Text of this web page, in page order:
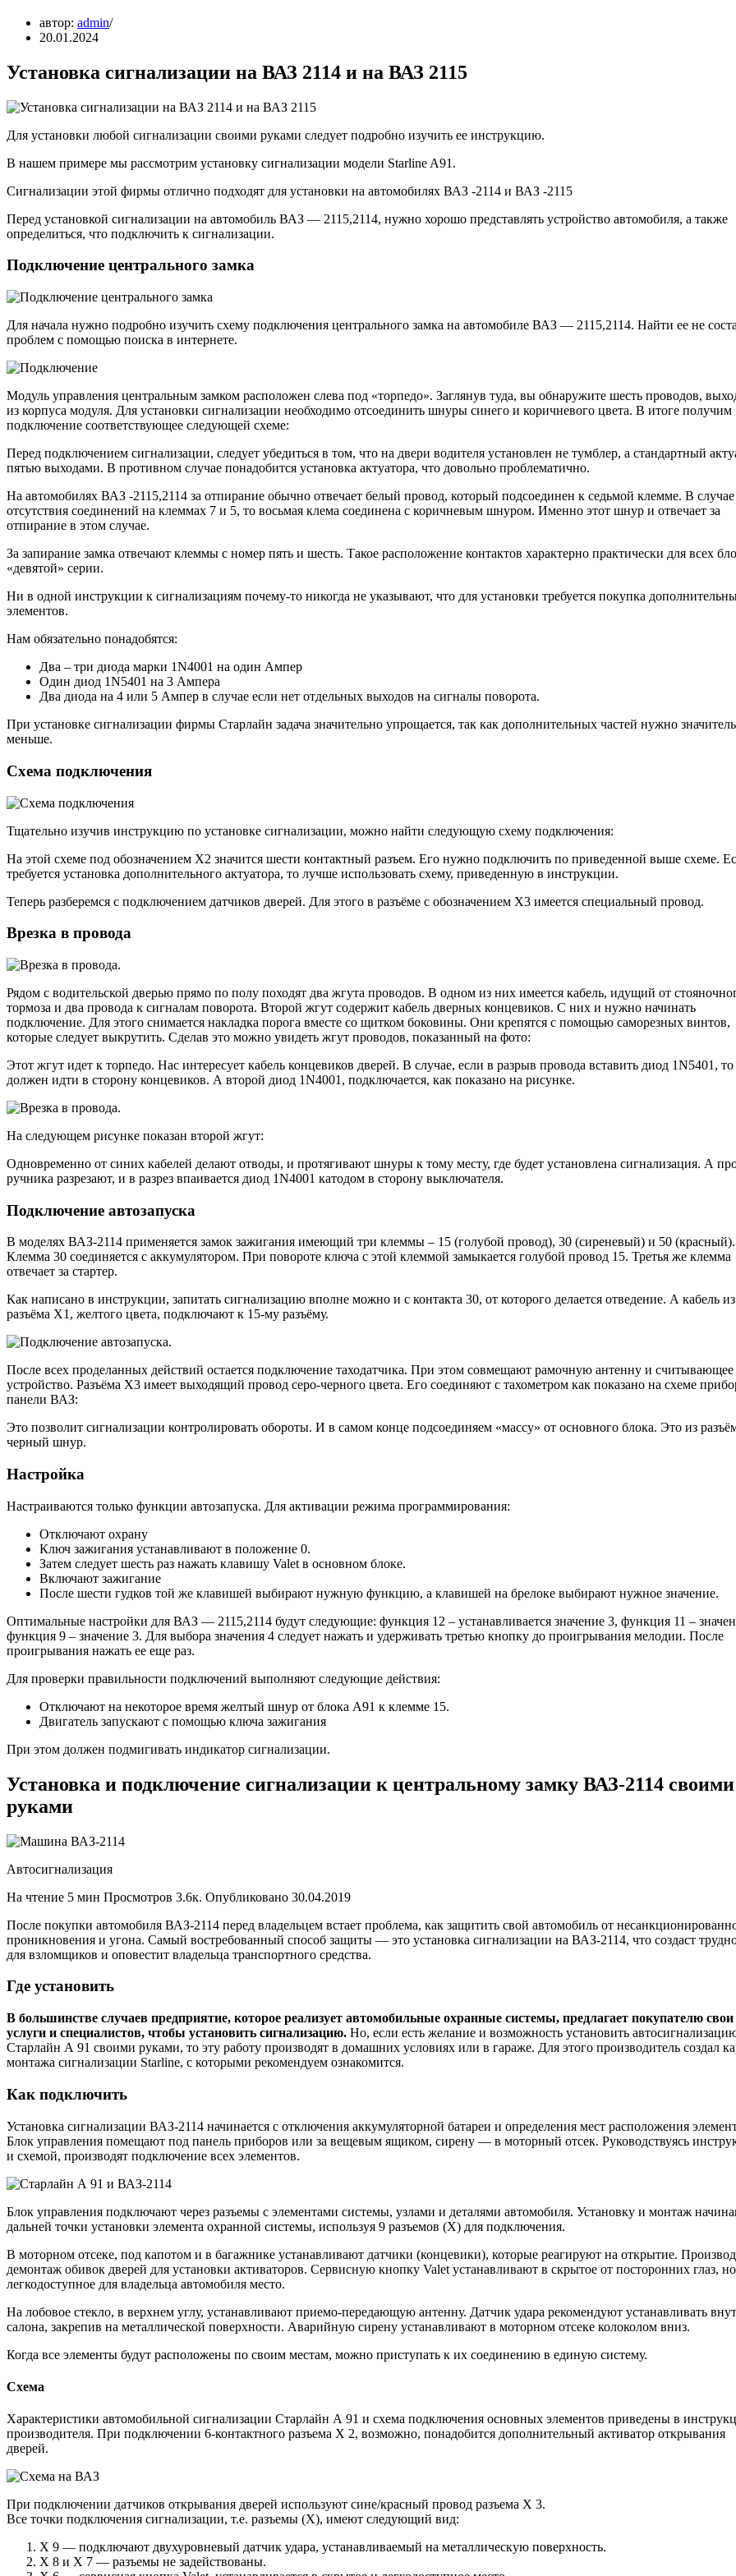
автор: admin
20.01.2024
Установка сигнализации на ВАЗ 2114 и на ВАЗ 2115
Для установки любой сигнализации своими руками следует подробно изучить ее инструкцию.
В нашем примере мы рассмотрим установку сигнализации модели Starline A91.
Сигнализации этой фирмы отлично подходят для установки на автомобилях ВАЗ -2114 и ВАЗ -2115
Перед установкой сигнализации на автомобиль ВАЗ — 2115,2114, нужно хорошо представлять устройство автомобиля, а также
определиться, что подключить к сигнализации.
Подключение центрального замка
Для начала нужно подробно изучить схему подключения центрального замка на автомобиле ВАЗ — 2115,2114. Найти ее не
проблем с помощью поиска в интернете.
Модуль управления центральным замком расположен слева под «торпедо». Заглянув туда, вы обнаружите шесть проводов,
из корпуса модуля. Для установки сигнализации необходимо отсоединить шнуры синего и коричневого цвета. В итоге получим
подключение соответствующее следующей схеме:
Перед подключением сигнализации, следует убедиться в том, что на двери водителя установлен не тумблер, а стандартный
пятью выходами. В противном случае понадобится установка актуатора, что довольно проблематично.
На автомобилях ВАЗ -2115,2114 за отпирание обычно отвечает белый провод, который подсоединен к седьмой клемме. В
отсутствия соединений на клеммах 7 и 5, то восьмая клема соединена с коричневым шнуром. Именно этот шнур и отвечает за
отпирание в этом случае.
За запирание замка отвечают клеммы с номер пять и шесть. Такое расположение контактов характерно практически для всех
«девятой» серии.
Ни в одной инструкции к сигнализациям почему-то никогда не указывают, что для установки требуется покупка
элементов.
Нам обязательно понадобятся:
Два – три диода марки 1N4001 на один Ампер
Один диод 1N5401 на 3 Ампера
Два диода на 4 или 5 Ампер в случае если нет отдельных выходов на сигналы поворота.
При установке сигнализации фирмы Старлайн задача значительно упрощается, так как дополнительных частей нужно
меньше.
Схема подключения
Тщательно изучив инструкцию по установке сигнализации, можно найти следующую схему подключения:
На этой схеме под обозначением Х2 значится шести контактный разъем. Его нужно подключить по приведенной выше схеме.
требуется установка дополнительного актуатора, то лучше использовать схему, приведенную в инструкции.
Теперь разберемся с подключением датчиков дверей. Для этого в разъёме с обозначением Х3 имеется специальный провод.
Врезка в провода
Рядом с водительской дверью прямо по полу походят два жгута проводов. В одном из них имеется кабель, идущий от
тормоза и два провода к сигналам поворота. Второй жгут содержит кабель дверных концевиков. С них и нужно начинать
подключение. Для этого снимается накладка порога вместе со щитком боковины. Они крепятся с помощью саморезных винтов,
которые следует выкрутить. Сделав это можно увидеть жгут проводов, показанный на фото:
Этот жгут идет к торпедо. Нас интересует кабель концевиков дверей. В случае, если в разрыв провода вставить диод 1N5401, то
должен идти в сторону концевиков. А второй диод 1N4001, подключается, как показано на рисунке.
На следующем рисунке показан второй жгут:
Одновременно от синих кабелей делают отводы, и протягивают шнуры к тому месту, где будет установлена сигнализация. А
ручника разрезают, и в разрез впаивается диод 1N4001 катодом в сторону выключателя.
Подключение автозапуска
В моделях ВАЗ-2114 применяется замок зажигания имеющий три клеммы – 15 (голубой провод), 30 (сиреневый) и 50 (красный).
Клемма 30 соединяется с аккумулятором. При повороте ключа с этой клеммой замыкается голубой провод 15. Третья же клемма
отвечает за стартер.
Как написано в инструкции, запитать сигнализацию вполне можно и с контакта 30, от которого делается отведение. А кабель из
разъёма Х1, желтого цвета, подключают к 15-му разъёму.
После всех проделанных действий остается подключение таходатчика. При этом совмещают рамочную антенну и считывающее
устройство. Разъёма Х3 имеет выходящий провод серо-черного цвета. Его соединяют с тахометром как показано на схеме
панели ВАЗ:
Это позволит сигнализации контролировать обороты. И в самом конце подсоединяем «массу» от основного блока. Это из
черный шнур.
Настройка
Настраиваются только функции автозапуска. Для активации режима программирования:
Отключают охрану
Ключ зажигания устанавливают в положение 0.
Затем следует шесть раз нажать клавишу Valet в основном блоке.
Включают зажигание
После шести гудков той же клавишей выбирают нужную функцию, а клавишей на брелоке выбирают нужное значение.
Оптимальные настройки для ВАЗ — 2115,2114 будут следующие: функция 12 – устанавливается значение 3, функция 11 –
функция 9 – значение 3. Для выбора значения 4 следует нажать и удерживать третью кнопку до проигрывания мелодии. После
проигрывания нажать ее еще раз.
Для проверки правильности подключений выполняют следующие действия:
Отключают на некоторое время желтый шнур от блока А91 к клемме 15.
Двигатель запускают с помощью ключа зажигания
При этом должен подмигивать индикатор сигнализации.
Установка и подключение сигнализации к центральному замку ВАЗ-2114 своими
руками
Автосигнализация
На чтение 5 мин Просмотров 3.6к. Опубликовано 30.04.2019
После покупки автомобиля ВАЗ-2114 перед владельцем встает проблема, как защитить свой автомобиль от
проникновения и угона. Самый востребованный способ защиты — это установка сигнализации на ВАЗ-2114, что создаст
для взломщиков и оповестит владельца транспортного средства.
Где установить
В большинстве случаев предприятие, которое реализует автомобильные охранные системы, предлагает покупателю свои
услуги и специалистов, чтобы установить сигнализацию. Но, если есть желание и возможность установить
Старлайн А 91 своими руками, то эту работу производят в домашних условиях или в гараже. Для этого производитель создал
монтажа сигнализации Starline, с которыми рекомендуем ознакомится.
Как подключить
Установка сигнализации ВАЗ-2114 начинается с отключения аккумуляторной батареи и определения мест расположения
Блок управления помещают под панель приборов или за вещевым ящиком, сирену — в моторный отсек. Руководствуясь
и схемой, производят подключение всех элементов.
Блок управления подключают через разъемы с элементами системы, узлами и деталями автомобиля. Установку и монтаж
дальней точки установки элемента охранной системы, используя 9 разъемов (Х) для подключения.
В моторном отсеке, под капотом и в багажнике устанавливают датчики (концевики), которые реагируют на открытие.
демонтаж обивок дверей для установки активаторов. Сервисную кнопку Valet устанавливают в скрытое от посторонних глаз, но
легкодоступное для владельца автомобиля место.
На лобовое стекло, в верхнем углу, устанавливают приемо-передающую антенну. Датчик удара рекомендуют устанавливать
салона, закрепив на металлической поверхности. Аварийную сирену устанавливают в моторном отсеке колоколом вниз.
Когда все элементы будут расположены по своим местам, можно приступать к их соединению в единую систему.
Схема
Характеристики автомобильной сигнализации Старлайн А 91 и схема подключения основных элементов приведены в
производителя. При подключении 6-контактного разъема Х 2, возможно, понадобится дополнительный активатор открывания
дверей.
При подключении датчиков открывания дверей используют сине/красный провод разъема Х 3.
Все точки подключения сигнализации, т.е. разъемы (Х), имеют следующий вид:
Х 9 — подключают двухуровневый датчик удара, устанавливаемый на металлическую поверхность.
Х 8 и Х 7 — разъемы не задействованы.